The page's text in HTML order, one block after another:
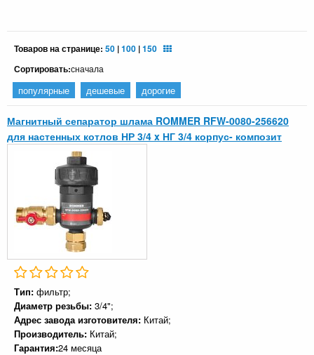
Товаров на странице: 50 |100 |150
Сортировать:сначала
популярные дешевые дорогие
Магнитный сепаратор шлама ROMMER RFW-0080-256620
для настенных котлов НР 3/4 x НГ 3/4 корпус- композит
Тип: фильтр;
Диаметр резьбы: 3/4";
Адрес завода изготовителя: Китай;
Производитель: Китай;
Гарантия:24 месяца